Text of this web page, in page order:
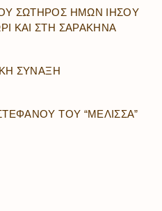
ΣΩΤΗΡΟΣ ΗΜΩΝ ΙΗΣΟΥ
ΚΑΙ ΣΤΗ ΣΑΡΑΚΗΝΑ
ΣΥΝΑΞΗ
ΤΟΥ “ΜΕΛΙΣΣΑ”